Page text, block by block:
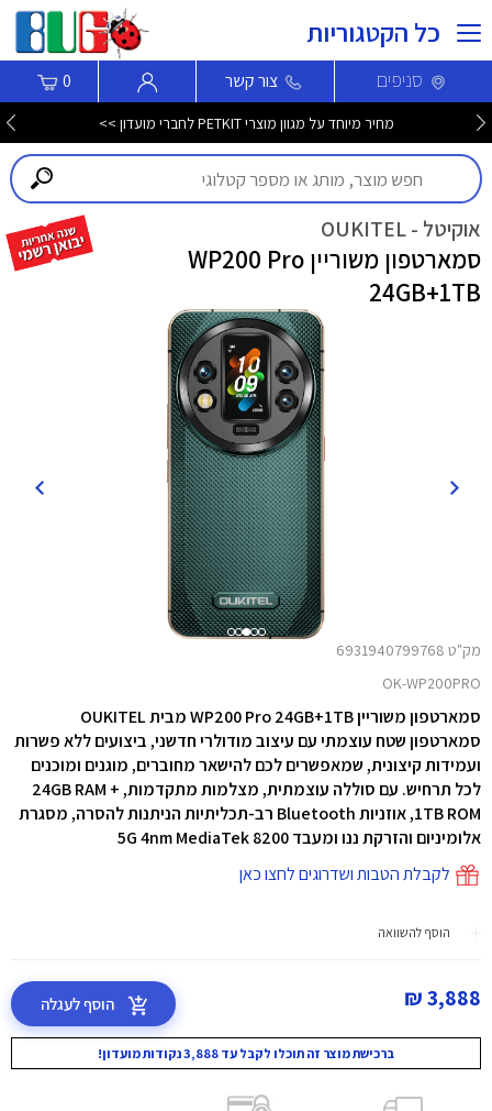
כל הקטגוריות
סניפים צור קשר 0
מחיר מיוחד על מגוון מוצרי PETKIT לחברי מועדון >>
אוקיטל - OUKITEL
סמארטפון משוריין WP200 Pro
24GB+1TB
מק"ט 6931940799768
OK-WP200PRO
סמארטפון משוריין WP200 Pro 24GB+1TB מבית OUKITEL
סמארטפון שטח עוצמתי עם עיצוב מודולרי חדשני, ביצועים ללא פשרות
ועמידותקיצונית, שמאפשרים לכם להישאר מחוברים, מוגנים ומוכנים
לכל תרחיש. עם סוללה עוצמתית, מצלמות
מתקדמות, 24GB RAM +
1TB ROM, אוזניות Bluetooth רב-תכליתיות הניתנות להסרה, מסגרת
אלומיניום והזרקת ננו ומעבד 5G 4nm MediaTek 8200
לקבלת הטבות ושדרוגים לחצו כאן
הוסף להשוואה
3,888 ₪ הוסף לעגלה
ברכישת מוצר זה תוכלו לקבל עד 3,888 נקודות מועדון!